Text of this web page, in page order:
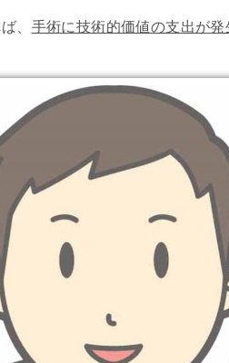
、 手術に技術的価値の支出が発